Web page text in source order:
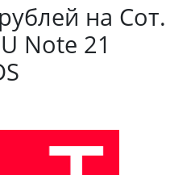
на Сот.
Note 21